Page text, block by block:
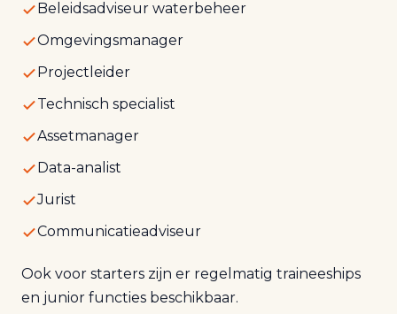
Beleidsadviseur waterbeheer
Omgevingsmanager
Projectleider
Technisch specialist
Assetmanager
Data-analist
Jurist
Communicatieadviseur
Ook voor starters zijn er regelmatig traineeships
en junior functies beschikbaar.